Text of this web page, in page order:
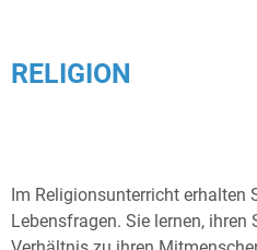
RELIGION
Im Religionsunterricht
Lebensfragen. Sie lernen,